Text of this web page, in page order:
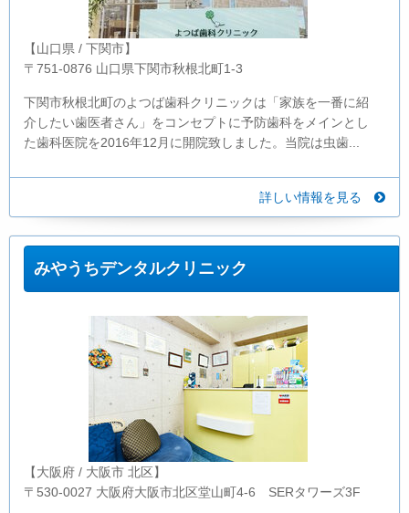
【山口県 / 下関市】
〒751-0876 山口県下関市秋根北町1-3
下関市秋根北町のよつば歯科クリニックは「家族を一番に紹
介したい歯医者さん」をコンセプトに予防歯科をメインとし
た歯科医院を2016年12月に開院致しました。当院は虫歯...
詳しい情報を見る
みやうちデンタルクリニック
【大阪府 / 大阪市 北区】
〒530-0027 大阪府大阪市北区堂山町4-6 SERタワーズ3F